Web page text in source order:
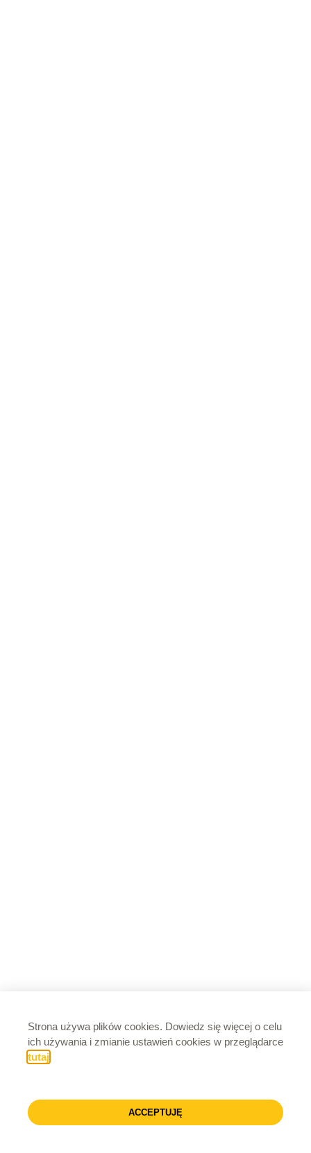
Strona używa plików cookies. Dowiedz się więcej o celu
ich używania i zmianie ustawień cookies w przeglądarce
tutaj
ACCEPTUJĘ